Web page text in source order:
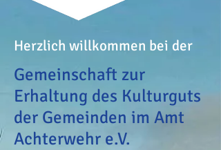
Herzlich willkommen bei der
Gemeinschaft zur
Erhaltung des Kulturguts
der Gemeinden im Amt
Achterwehr e.V.